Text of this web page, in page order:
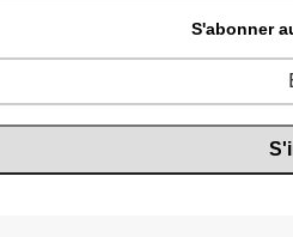
S'abonner